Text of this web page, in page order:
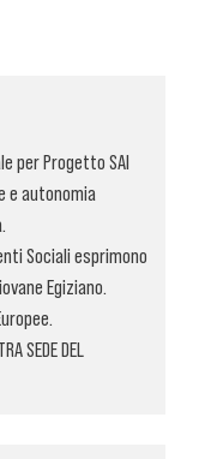
per Progetto SAI
e autonomia
Sociali esprimono
Egiziano.
SEDE DEL